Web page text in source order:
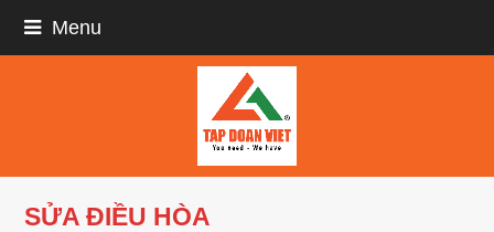
Menu
SỬA ĐIỀU HÒA